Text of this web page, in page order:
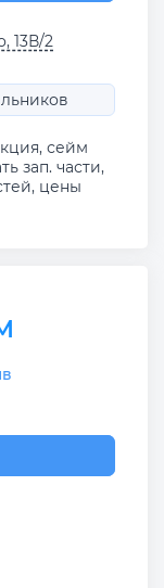
13В/2
сейм
зап. части,
цены